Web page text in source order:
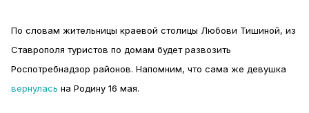
По словам жительницы краевой столицы Любови Тишиной, из
Ставрополя туристов по домам будет развозить
Роспотребнадзор районов. Напомним, что сама же девушка
вернулась на Родину 16 мая.